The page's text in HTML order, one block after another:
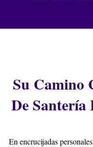
Su Camino
De
En encrucijadas